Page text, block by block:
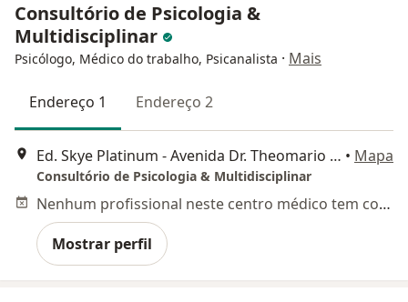
Consultório de Psicologia &
Multidisciplinar
Psicólogo, Médico do trabalho, Psicanalista · Mais
Endereço 1 Endereço 2
Ed. Skye Platinum - Avenida Dr. Theomario Pinto da Costa, 811, Manaus • Mapa
Consultório de Psicologia & Multidisciplinar
Nenhum profissional neste centro médico tem consultas disponíveis
Mostrar perfil